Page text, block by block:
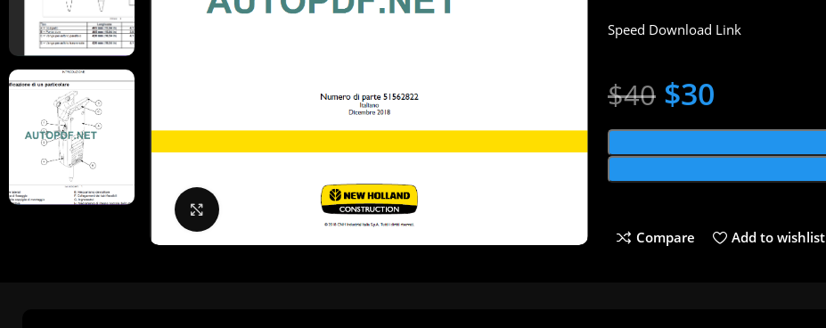
Click to enlarge
Speed Download Link
$40 $30
Compare Add to wishlist